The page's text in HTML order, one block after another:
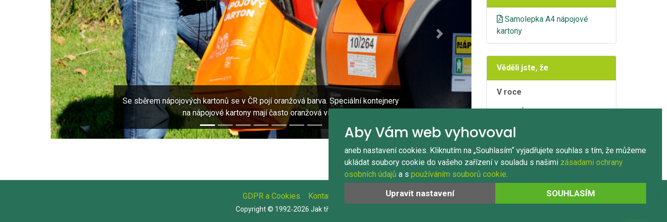
Se sběrem nápojových kartonů se v ČR pojí oranžová barva. Speciální kontejnery
na nápojové kartony mají často oranžová víka.
Previous Next
Samolepka A4 nápojové
kartony
Věděli jste, že
V roce
Bylo v ČR možné třídit
a menších nádob.
GDPR a Cookies Kontakt O tomto webu
Copyright © 1992‑2026 Jak třídit.cz Všechna práva vyhrazena.
Aby Vám web vyhovoval
aneb nastavení cookies. Kliknutím na „Souhlasím“ vyjadřujete souhlas s tím, že můžeme
ukládat soubory cookie do vašeho zařízení v souladu s našimi zásadami ochrany
osobních údajů a s používáním souborů cookie.
Upravit nastavení SOUHLASÍM